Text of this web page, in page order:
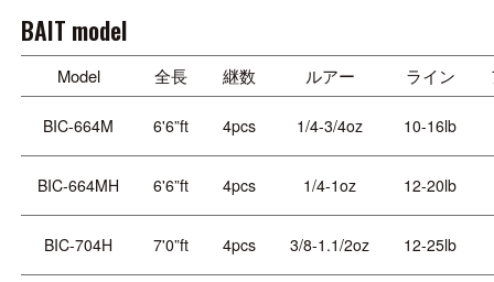
BAIT model
Model 全長 継数 ルアー ライン
BIC-664M 6'6”ft 4pcs 1/4-3/4oz 10-16lb
BIC-664MH 6'6”ft 4pcs 1/4-1oz 12-20lb
BIC-704H 7'0”ft 4pcs 3/8-1.1/2oz 12-25lb